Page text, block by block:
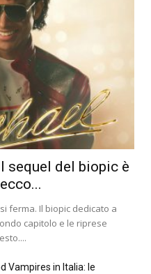
sequel del biopic è
ferma. Il biopic dedicato a
capitolo e le riprese
Vampires in Italia: le